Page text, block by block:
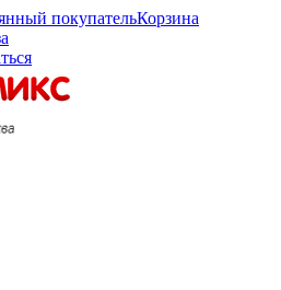
покупательКорзина